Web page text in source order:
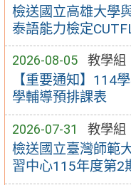
檢送國立高雄大學
泰語能力檢定
2026-08-05 教學組
【重要通知】114
學輔導預排課表
2026-07-31 教學組
檢送國立臺灣師範
習中心115年度第2